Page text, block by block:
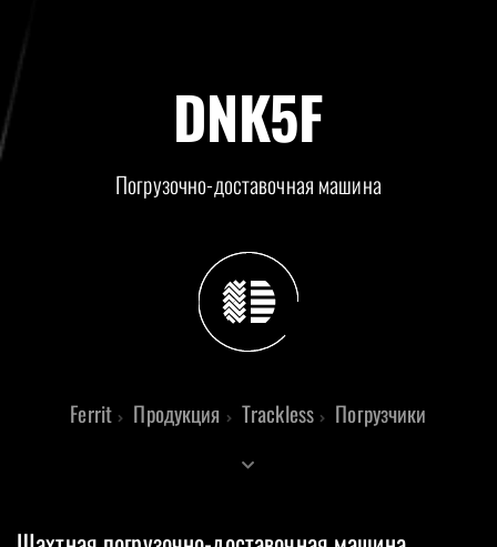
DNK5F
Погрузочно-доставочная машина
Ferrit Продукция Trackless Погрузчики